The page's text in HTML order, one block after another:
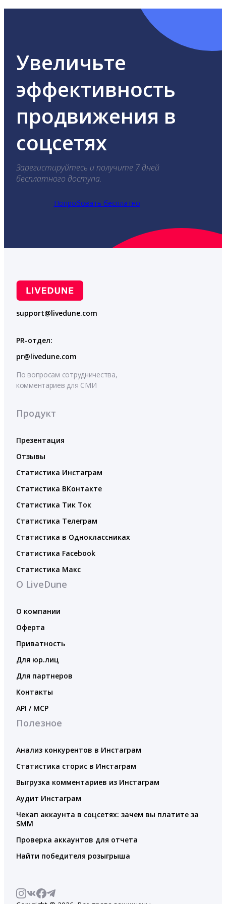
Увеличьте
эффективность
продвижения в
соцсетях
Зарегистируйтесь и получите 7 дней
бесплатного доступа.
Попробовать бесплатно
support@livedune.com
PR-отдел:
pr@livedune.com
По вопросам сотрудничества,
комментариев для СМИ
Продукт
Презентация
Отзывы
Статистика Инстаграм
Статистика ВКонтакте
Статистика Тик Ток
Статистика Телеграм
Статистика в Одноклассниках
Статистика Facebook
Статистика Макс
О LiveDune
О компании
Оферта
Приватность
Для юр.лиц
Для партнеров
Контакты
API / MCP
Полезное
Анализ конкурентов в Инстаграм
Статистика сторис в Инстаграм
Выгрузка комментариев из Инстаграм
Аудит Инстаграм
Чекап аккаунта в соцсетях: зачем вы платите за
SMM
Проверка аккаунтов для отчета
Найти победителя розыгрыша